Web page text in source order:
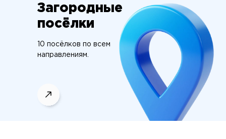
Загородные
посёлки
10 посёлков по всем
направлениям.